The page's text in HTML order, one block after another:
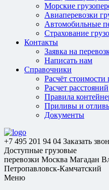
Морские
Авиаперевозки
Автомобильные
Страхование
Контакты
Заявка на
Написать нам
Справочники
Расчёт стоимости
Расчет расстояний
Правила
Приливы и
Документы
+7 495 201 94 04 Заказать
Доступные грузовые
перевозки Москва Магадан
Петропавловск-Камчатский
Меню